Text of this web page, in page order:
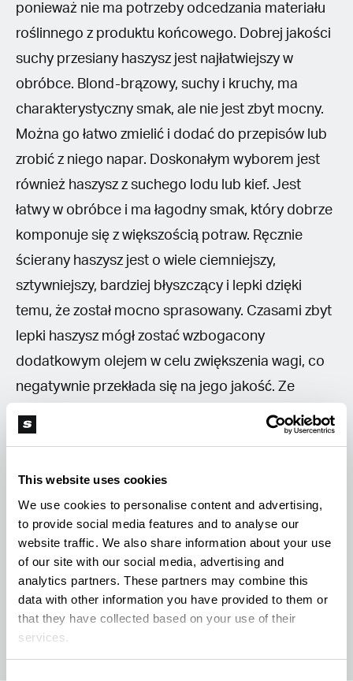
This website uses cookies
We use cookies to personalise content and advertising,
to provide social media features and to analyse our
website traffic. We also share information about your use
of our site with our social media, advertising and
analytics partners. These partners may combine this
data with other information you have provided to them or
that they have collected based on your use of their
services.
ponieważ nie ma potrzeby odcedzania materiału
roślinnego z produktu końcowego. Dobrej jakości
suchy przesiany haszysz jest najłatwiejszy w
obróbce. Blond-brązowy, suchy i kruchy, ma
charakterystyczny smak, ale nie jest zbyt mocny.
Można go łatwo zmielić i dodać do przepisów lub
zrobić z niego napar. Doskonałym wyborem jest
również haszysz z suchego lodu lub kief. Jest
łatwy w obróbce i ma łagodny smak, który dobrze
komponuje się z większością potraw. Ręcznie
ścierany haszysz jest o wiele ciemniejszy,
sztywniejszy, bardziej błyszczący i lepki dzięki
temu, że został mocno sprasowany. Czasami zbyt
lepki haszysz mógł zostać wzbogacony
dodatkowym olejem w celu zwiększenia wagi, co
negatywnie przekłada się na jego jakość. Ze
względu na swoją teksturę najlepiej go stosować
w postaci naparu.
Gotowanie to zabawa, więc eksperymentuj i baw
się przy tym dobrze.
L Luke.Konopiacki